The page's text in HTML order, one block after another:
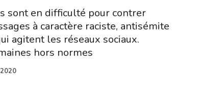
sont en difficulté pour contrer
à caractère raciste, antisémite
agitent les réseaux sociaux.
hors normes